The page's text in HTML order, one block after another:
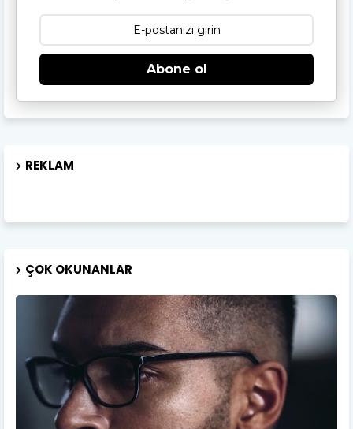
Abone ol
REKLAM
ÇOK OKUNANLAR